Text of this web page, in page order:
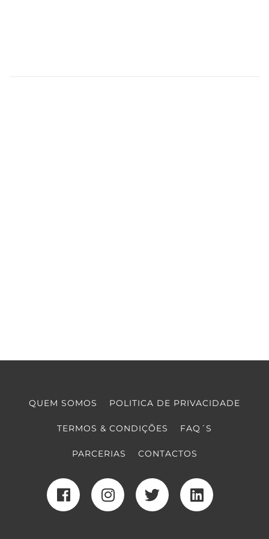
QUEM SOMOS POLITICA DE PRIVACIDADE
TERMOS & CONDIÇÕES FAQ´S
PARCERIAS CONTACTOS